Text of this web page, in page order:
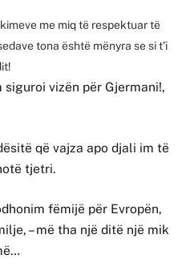
me miq të respektuar të
tona është mënyra se si t’i
siguroi vizën për Gjermani!,
që vajza apo djali im të
tjetri.
fëmijë për Evropën,
– më tha një ditë një mik